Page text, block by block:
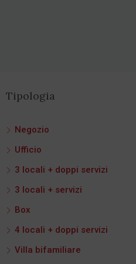
Tipologia
Negozio
Ufficio
3 locali + doppi servizi
3 locali + servizi
Box
4 locali + doppi servizi
Villa bifamiliare